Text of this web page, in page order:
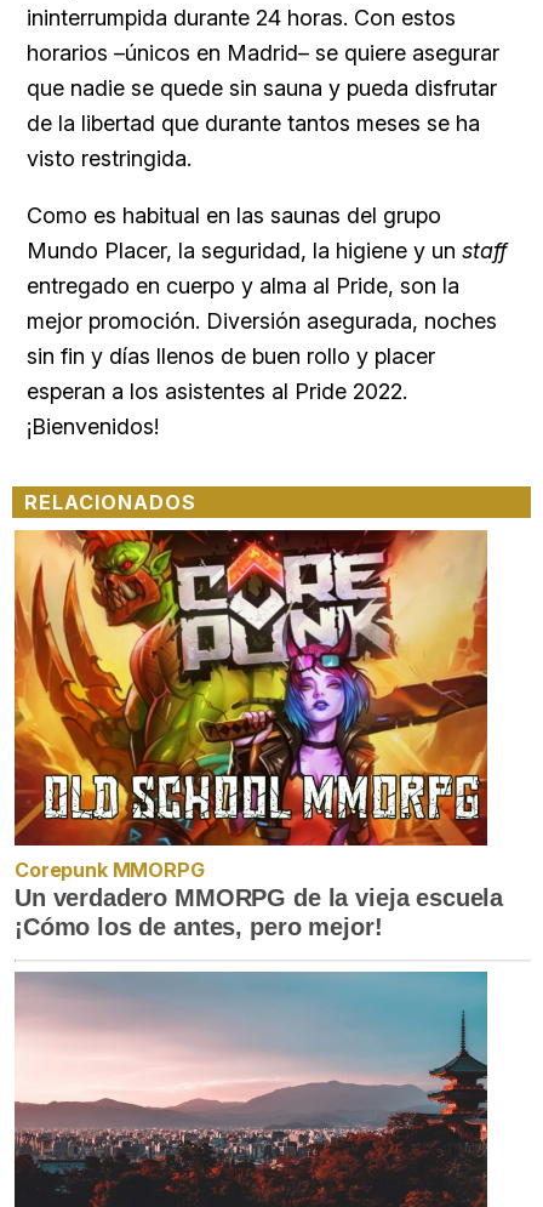
ininterrumpida durante 24 horas. Con estos
horarios –únicos en Madrid– se quiere asegurar
que nadie se quede sin sauna y pueda disfrutar
de la libertad que durante tantos meses se ha
visto restringida.
Como es habitual en las saunas del grupo
Mundo Placer, la seguridad, la higiene y un staff
entregado en cuerpo y alma al Pride, son la
mejor promoción. Diversión asegurada, noches
sin fin y días llenos de buen rollo y placer
esperan a los asistentes al Pride 2022.
¡Bienvenidos!
RELACIONADOS
Corepunk MMORPG
Un verdadero MMORPG de la vieja escuela
¡Cómo los de antes, pero mejor!